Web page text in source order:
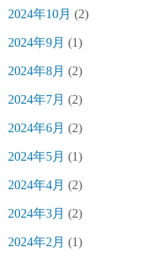
2024年10月 (2)
2024年9月 (1)
2024年8月 (2)
2024年7月 (2)
2024年6月 (2)
2024年5月 (1)
2024年4月 (2)
2024年3月 (2)
2024年2月 (1)